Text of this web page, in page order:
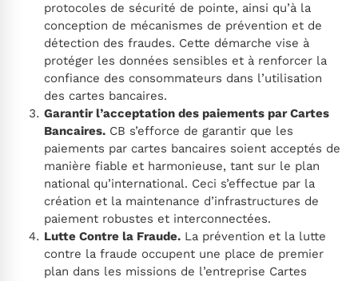
protocoles de sécurité de pointe, ainsi qu’à la
conception de mécanismes de prévention et de
détection des fraudes. Cette démarche vise à
protéger les données sensibles et à renforcer la
confiance des consommateurs dans l’utilisation
des cartes bancaires.
Garantir l’acceptation des paiements par Cartes
Bancaires. CB s’efforce de garantir que les
paiements par cartes bancaires soient acceptés de
manière fiable et harmonieuse, tant sur le plan
national qu’international. Ceci s’effectue par la
création et la maintenance d’infrastructures de
paiement robustes et interconnectées.
Lutte Contre la Fraude. La prévention et la lutte
contre la fraude occupent une place de premier
plan dans les missions de l’entreprise Cartes